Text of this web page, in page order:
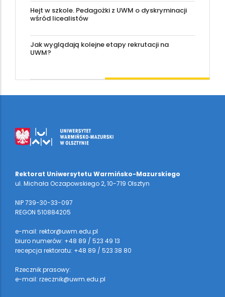
Hejt w szkole. Pedagożki z UWM o dyskryminacji
wśród licealistów
Jak wyglądają kolejne etapy rekrutacji na
UWM?
Rektorat Uniwersytetu Warmińsko-Mazurskiego
ul. Michała Oczapowskiego 2, 10-719 Olsztyn
NIP 739-30-33-097
REGON 510884205
e-mail: rektor@uwm.edu.pl
biuro numerów: +48 89 / 523 49 13
recepcja rektoratu: +48 89 / 523 38 80
Rzecznik prasowy:
e-mail: rzecznik@uwm.edu.pl